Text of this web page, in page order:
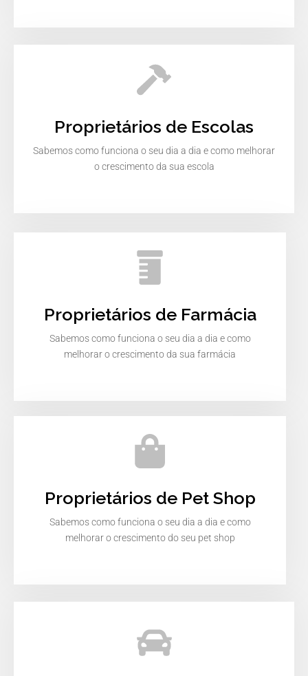
Proprietários de Escolas
Sabemos como funciona o seu dia a dia e como melhorar
o crescimento da sua escola
Proprietários de Farmácia
Sabemos como funciona o seu dia a dia e como
melhorar o crescimento da sua farmácia
Proprietários de Pet Shop
Sabemos como funciona o seu dia a dia e como
melhorar o crescimento do seu pet shop